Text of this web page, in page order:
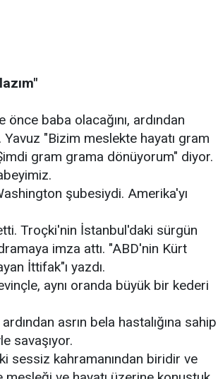
baba olacağını, ardından
Yavuz "Bizim meslekte hayatı gram
gram grama dönüyorum" diyor.
şubesiydi. Amerika'yı
Troçki'nin İstanbul'daki sürgün
imza attı. "ABD'nin Kürt
İttifak"ı yazdı.
aynı oranda büyük bir kederi
asrın bela hastalığına sahip
savaşıyor.
sessiz kahramanından biridir ve